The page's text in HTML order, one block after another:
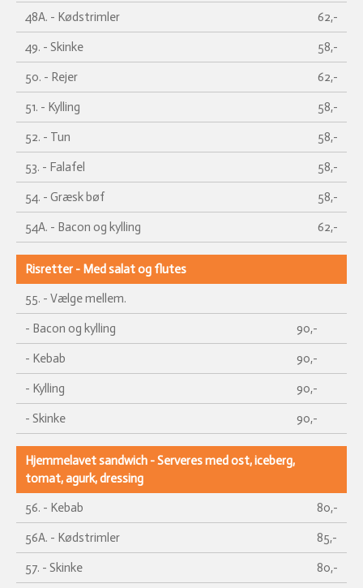
48A. - Kødstrimler 62,-
49. - Skinke 58,-
50. - Rejer 62,-
51. - Kylling 58,-
52. - Tun 58,-
53. - Falafel 58,-
54. - Græsk bøf 58,-
54A. - Bacon og kylling 62,-
Risretter - Med salat og flutes
55. - Vælge mellem.
- Bacon og kylling 90,-
- Kebab 90,-
- Kylling 90,-
- Skinke 90,-
Hjemmelavet sandwich - Serveres med ost, iceberg,
tomat, agurk, dressing
56. - Kebab
80,-
56A. - Kødstrimler 85,-
57. - Skinke 80,-